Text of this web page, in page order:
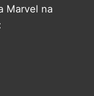
Marvel na